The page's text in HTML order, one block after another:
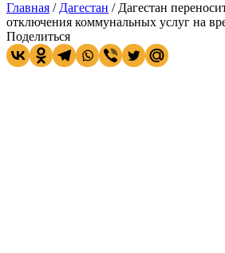
Главная / Дагестан / Дагестан
отключения коммунальных услуг на
Поделиться